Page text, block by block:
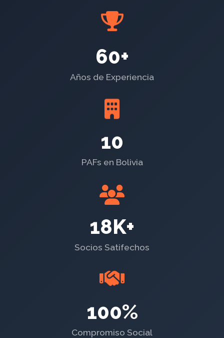
60+
Años de Experiencia
10
PAFs en Bolivia
18K+
Socios Satifechos
100%
Compromiso Social